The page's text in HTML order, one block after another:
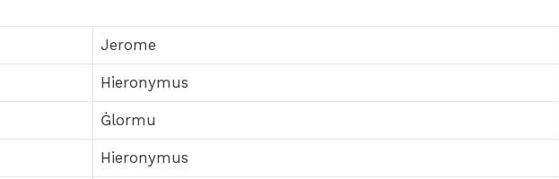
Jerome
Hieronymus
Ġlormu
Hieronymus